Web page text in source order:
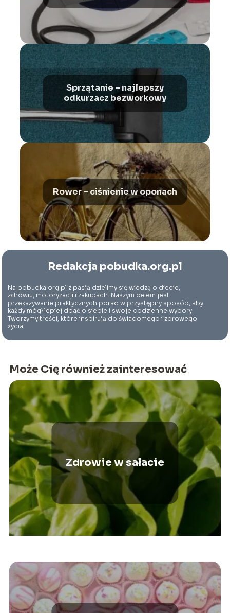
Sprzątanie – najlepszy
odkurzacz bezworkowy
Rower – ciśnienie w oponach
Redakcja pobudka.org.pl
Na pobudka.org.pl z pasją dzielimy się wiedzą o diecie,
zdrowiu, motoryzacji i zakupach. Naszym celem jest
przekazywanie praktycznych porad w przystępny sposób, aby
każdy mógł lepiej dbać o siebie i swoje codzienne wybory.
Tworzymy treści, które inspirują do świadomego i zdrowego
życia.
Może Cię również zainteresować
Zdrowie w sałacie